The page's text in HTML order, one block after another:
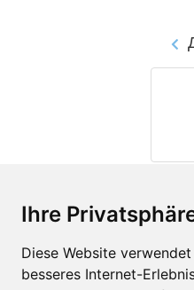
Ihre
Diese Website
besseres Internet-
Контакты